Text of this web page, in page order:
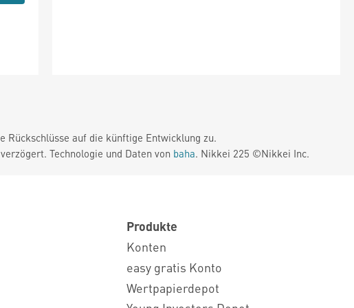
Rückschlüsse auf die künftige Entwicklung zu.
Technologie und Daten von baha. Nikkei 225 ©Nikkei Inc.
Produkte
Konten
easy gratis Konto
Wertpapierdepot